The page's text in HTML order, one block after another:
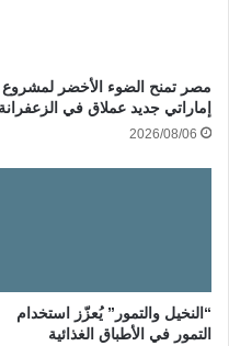
مصر تمنح الضوء الأخضر لمشروع
إماراتي جديد عملاق في الزعفرانة
2026/08/06
“النخيل والتمور” يُعزّز استخدام
التمور في الأطباق الغذائية